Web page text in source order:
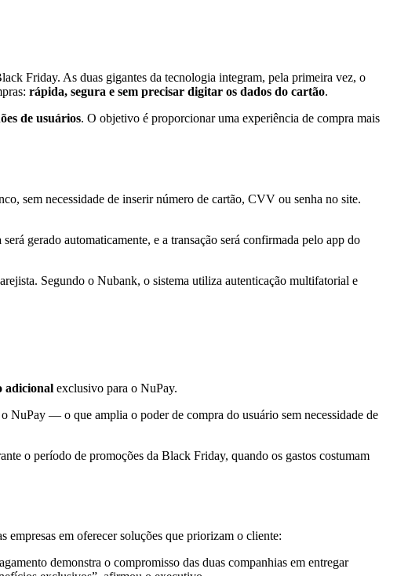
Friday. As duas gigantes da tecnologia integram, pela primeira vez, o
rápida, segura e sem precisar digitar os dados do cartão.
de usuários. O objetivo é proporcionar uma experiência de compra mais
sem necessidade de inserir número de cartão, CVV ou senha no site.
será gerado automaticamente, e a transação será confirmada pelo app do
Segundo o Nubank, o sistema utiliza autenticação multifatorial e
adicional exclusivo para o NuPay.
NuPay — o que amplia o poder de compra do usuário sem necessidade de
o período de promoções da Black Friday, quando os gastos costumam
empresas em oferecer soluções que priorizam o cliente:
demonstra o compromisso das duas companhias em entregar